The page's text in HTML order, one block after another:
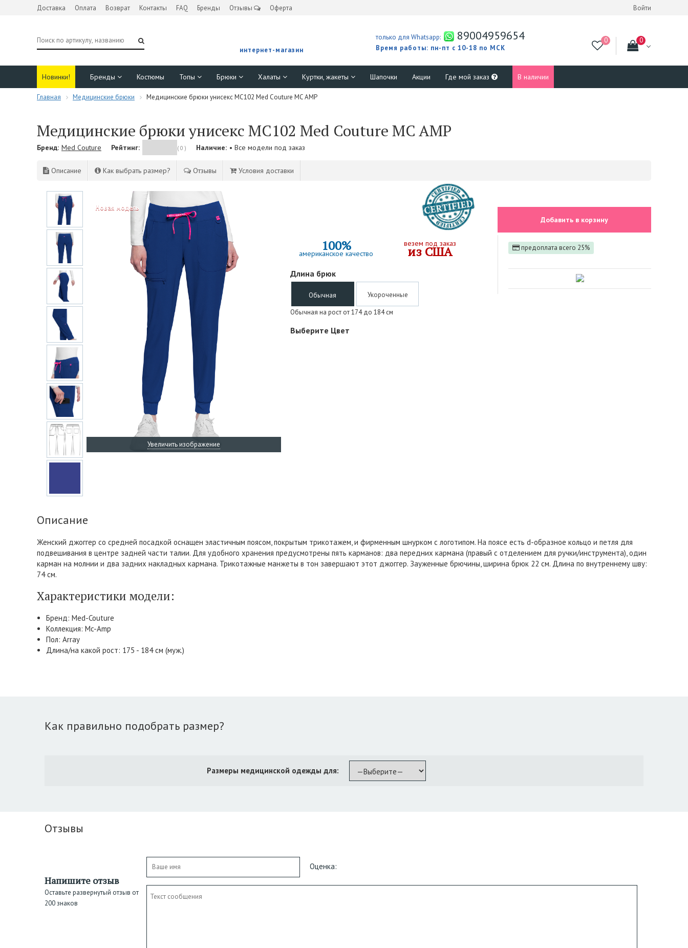
Доставка Оплата Возврат Контакты FAQ Бренды Отзывы Оферта Войти
интернет-магазин
только для Whatsapp: 89004959654
Время работы: пн-пт с 10-18 по МСК
Новинки! Бренды Костюмы Топы Брюки Халаты Куртки, жакеты Шапочки Акции Где мой заказ В наличии
Главная Медицинские брюки Медицинские брюки унисекс MC102 Med Couture MC AMP
Медицинские брюки унисекс MC102 Med Couture MC AMP
Бренд: Med Couture Рейтинг: ( 0 ) Наличие: • Все модели под заказ
Описание Как выбрать размер? Отзывы Условия доставки
Увеличить изображение
Новая модель
100%
американское качество
везем под заказ
из США
Длина брюк
Обычная
Укороченные
Обычная на рост от 174 до 184 см
Выберите Цвет
Добавить в корзину
предоплата всего 25%
Описание
Женский джоггер со средней посадкой оснащен эластичным поясом, покрытым трикотажем, и фирменным шнурком с логотипом. На поясе есть d-образное кольцо и петля для
подвешивания в центре задней части талии. Для удобного хранения предусмотрены пять карманов: два передних кармана (правый с отделением для ручки/инструмента), один
карман на молнии и два задних накладных кармана. Трикотажные манжеты в тон завершают этот джоггер. Зауженные брючины, ширина брюк 22 см. Длина по внутреннему шву:
74 см.
Характеристики модели:
Бренд: Med-Couture
Коллекция: Mc-Amp
Пол: Array
Длина/на какой рост: 175 - 184 см (муж.)
Как правильно подобрать размер?
Размеры медицинской одежды для:
Отзывы
Напишите отзыв
Оставьте развернутый отзыв от
200 знаков
Оценка: